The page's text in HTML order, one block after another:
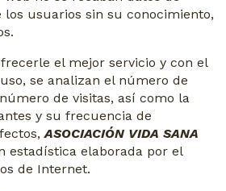
los usuarios sin su conocimiento,
el mejor servicio y con el
se analizan el número de
de visitas, así como la
y su frecuencia de
ASOCIACIÓN VIDA SANA
estadística elaborada por el
de Internet.